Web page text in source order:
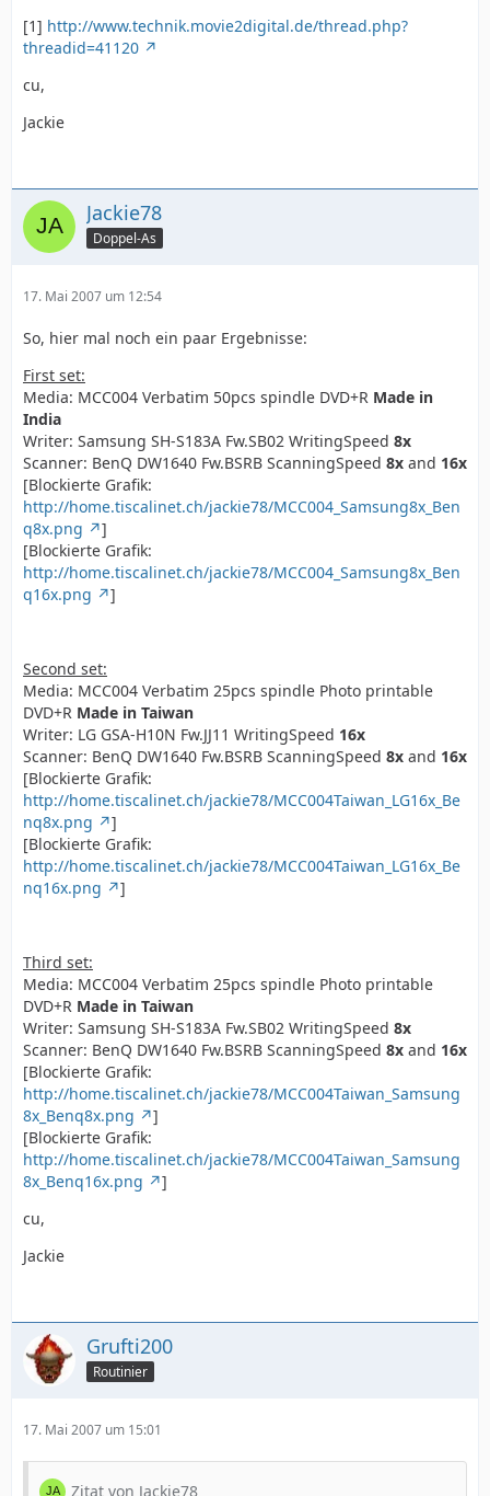
[1] http://www.technik.movie2digital.de/thread.php?
threadid=41120
cu,
Jackie
Jackie78
Doppel-As
17. Mai 2007 um 12:54
So, hier mal noch ein paar Ergebnisse:
First set:
Media: MCC004 Verbatim 50pcs spindle DVD+R Made in
India
Writer: Samsung SH-S183A Fw.SB02 WritingSpeed 8x
Scanner: BenQ DW1640 Fw.BSRB ScanningSpeed 8x and 16x
[Blockierte Grafik:
http://home.tiscalinet.ch/jackie78/MCC004_Samsung8x_Ben
q8x.png
]
[Blockierte Grafik:
http://home.tiscalinet.ch/jackie78/MCC004_Samsung8x_Ben
q16x.png
]
Second set:
Media: MCC004 Verbatim 25pcs spindle Photo printable
DVD+R Made in Taiwan
Writer: LG GSA-H10N Fw.JJ11 WritingSpeed 16x
Scanner: BenQ DW1640 Fw.BSRB ScanningSpeed 8x and 16x
[Blockierte Grafik:
http://home.tiscalinet.ch/jackie78/MCC004Taiwan_LG16x_Be
nq8x.png
]
[Blockierte Grafik:
http://home.tiscalinet.ch/jackie78/MCC004Taiwan_LG16x_Be
nq16x.png
]
Third set:
Media: MCC004 Verbatim 25pcs spindle Photo printable
DVD+R Made in Taiwan
Writer: Samsung SH-S183A Fw.SB02 WritingSpeed 8x
Scanner: BenQ DW1640 Fw.BSRB ScanningSpeed 8x and 16x
[Blockierte Grafik:
http://home.tiscalinet.ch/jackie78/MCC004Taiwan_Samsung
8x_Benq8x.png
]
[Blockierte Grafik:
http://home.tiscalinet.ch/jackie78/MCC004Taiwan_Samsung
8x_Benq16x.png
]
cu,
Jackie
Grufti200
Routinier
17. Mai 2007 um 15:01
Zitat von Jackie78